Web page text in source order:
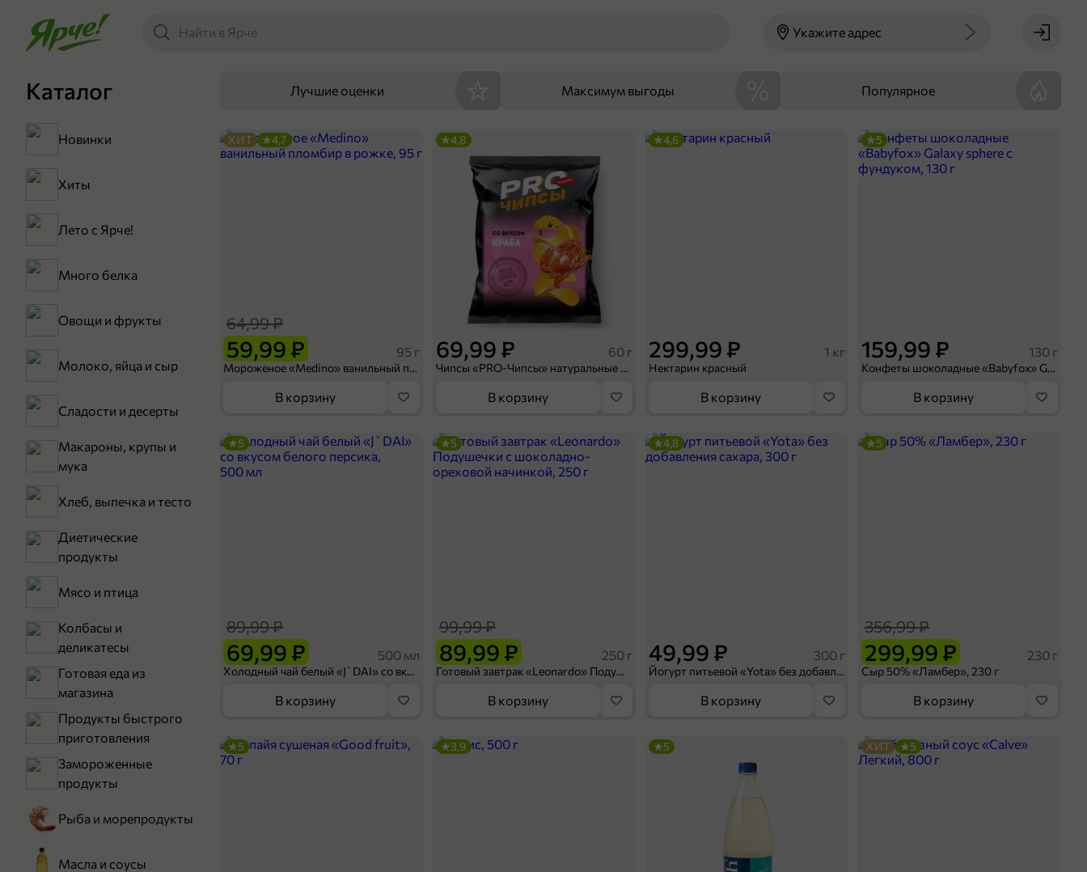
Укажите адрес
Каталог
Новинки
Хиты
Лето с Ярче!
Много белка
Овощи и фрукты
Молоко, яйца и сыр
Сладости и десерты
Макароны, крупы и
мука
Хлеб, выпечка и тесто
Диетические
продукты
Мясо и птица
Колбасы и
деликатесы
Готовая еда из
магазина
Продукты быстрого
приготовления
Замороженные
продукты
Рыба и морепродукты
Масла и соусы
Лучшие оценки Максимум выгоды Популярное
59,99 ₽
64,99 ₽
95 г
Мороженое «Medino» ванильный пломбир в рожке, 95 г
ХИТ 4,7
В корзину
69,99 ₽ 60 г
Чипсы «PRO-Чипсы» натуральные картофельные со вкусом краба, 60 г
4,8
В корзину
299,99 ₽ 1 кг
Нектарин красный
4,6
В корзину
159,99 ₽ 130 г
Конфеты шоколадные «Babyfox» Galaxy sphere с фундуком, 130 г
5
В корзину
69,99 ₽
89,99 ₽
500 мл
Холодный чай белый «J`DAI» со вкусом белого персика, 500 мл
5
В корзину
89,99 ₽
99,99 ₽
250 г
Готовый завтрак «Leonardo» Подушечки с шоколадно-ореховой начинкой, 250 г
5
В корзину
49,99 ₽ 300 г
Йогурт питьевой «Yota» без добавления сахара, 300 г
4,8
В корзину
299,99 ₽
356,99 ₽
230 г
Сыр 50% «Ламбер», 230 г
5
В корзину
5 3,9 5 ХИТ 5